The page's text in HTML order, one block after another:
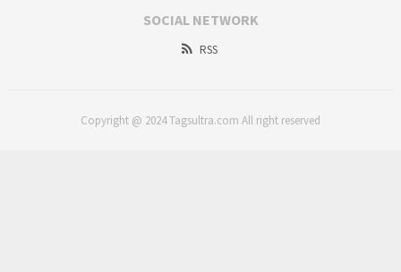
SOCIAL NETWORK
RSS
Copyright @ 2024 Tagsultra.com All right reserved